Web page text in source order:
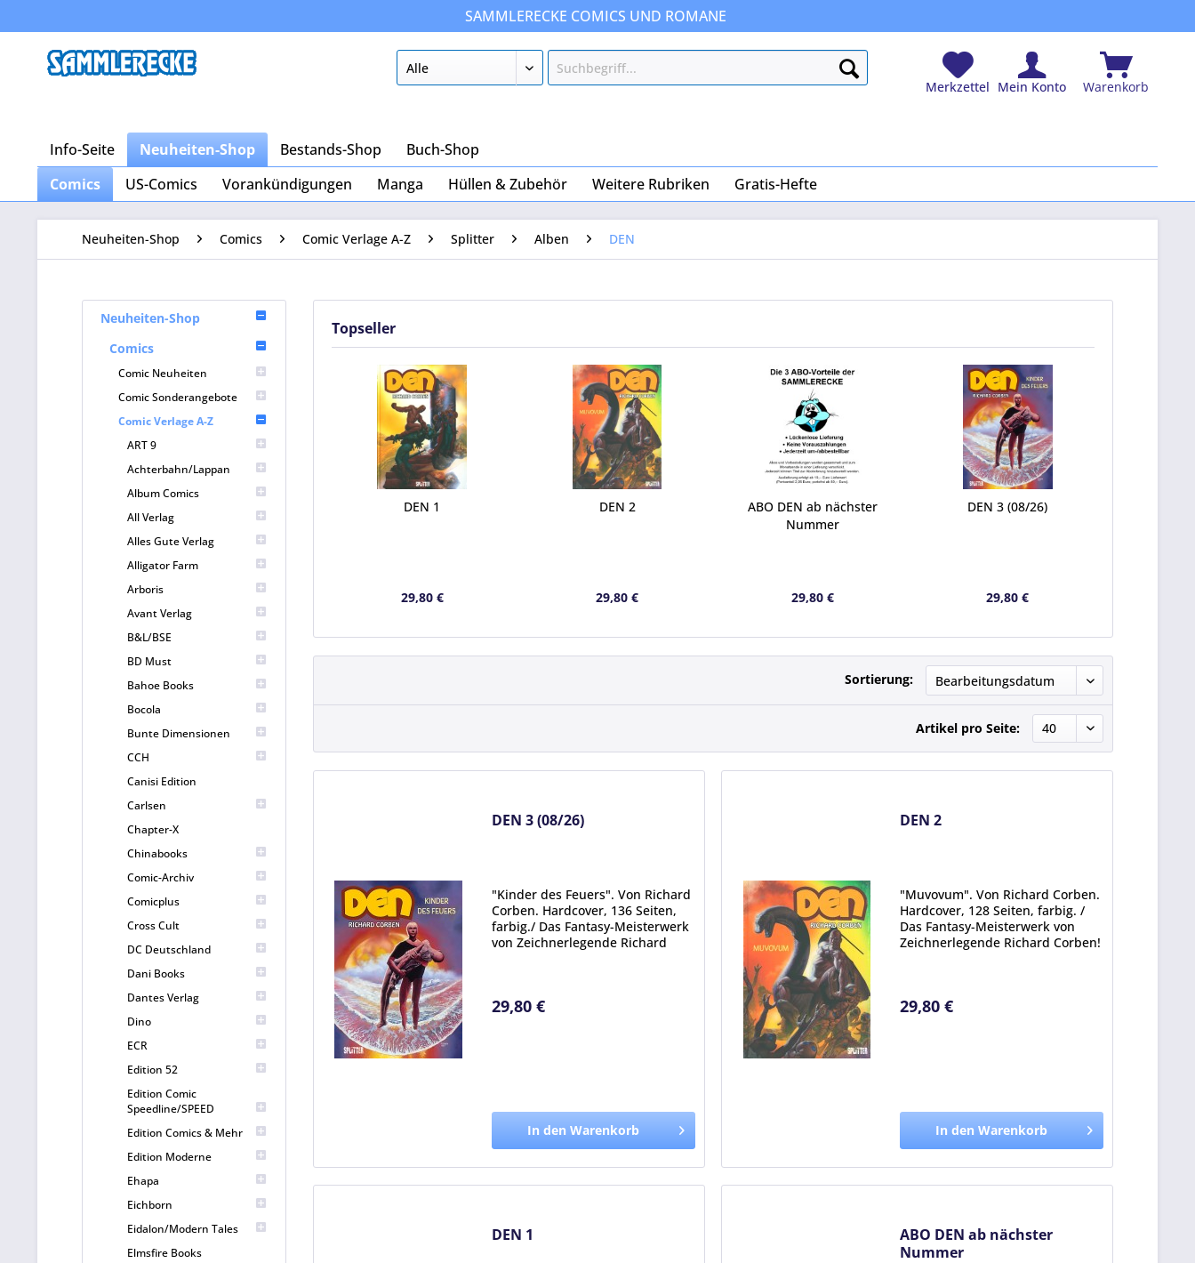
SAMMLERECKE COMICS UND ROMANE
Merkzettel Mein Konto Warenkorb
Info-Seite Neuheiten-Shop Bestands-Shop
Buch-Shop
Comics
US-Comics Vorankündigungen Manga Hüllen & Zubehör Weitere Rubriken Gratis-Hefte
Neuheiten-Shop Comics Comic Verlage A-Z Splitter Alben DEN
Neuheiten-Shop
Comics
Comic Neuheiten
Comic Sonderangebote
Comic Verlage A-Z
ART 9
Achterbahn/Lappan
Album Comics
All Verlag
Alles Gute Verlag
Alligator Farm
Arboris
Avant Verlag
B&L/BSE
BD Must
Bahoe Books
Bocola
Bunte Dimensionen
CCH
Canisi Edition
Carlsen
Chapter-X
Chinabooks
Comic-Archiv
Comicplus
Cross Cult
DC Deutschland
Dani Books
Dantes Verlag
Dino
ECR
Edition 52
Edition Comic
Speedline/SPEED
Edition Comics & Mehr
Edition Moderne
Ehapa
Eichborn
Eidalon/Modern Tales
Elmsfire Books
Topseller
DEN 1
29,80 €
DEN 2
29,80 €
ABO DEN ab nächster
Nummer
29,80 €
DEN 3 (08/26)
29,80 €
Sortierung:
Artikel pro Seite:
DEN 3 (08/26)
"Kinder des Feuers". Von Richard
Corben. Hardcover, 136 Seiten,
farbig./ Das Fantasy-Meisterwerk
von Zeichnerlegende Richard
Fantasy-Welt namens Nirgendwo
29,80 €
In den Warenkorb
DEN 2
"Muvovum". Von Richard Corben.
Hardcover, 128 Seiten, farbig. /
Das Fantasy-Meisterwerk von
Zeichnerlegende Richard Corben!
Nirgendwo auf. Er weiß...
29,80 €
In den Warenkorb
DEN 1
ABO DEN ab nächster
Nummer